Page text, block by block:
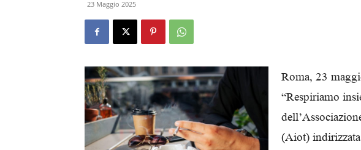
23 Maggio 2025
Roma, 23
“Respiriamo
(Aiot)